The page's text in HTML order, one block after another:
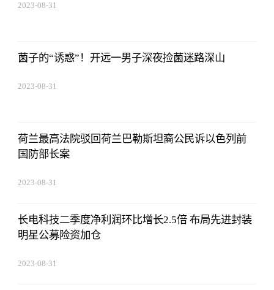
2023-08-31
菌子的“诱惑”！开远一男子深夜捡菌迷路深山
2023-08-31
荷兰最高法院驳回荷兰巴勒斯坦裔公民诉以色列前
国防部长案
2023-08-31
长电科技二季度净利润环比增长2.5倍 布局先进封装
明星公募险资加仓
2023-08-31